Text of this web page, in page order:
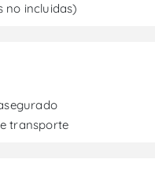
no incluidas)
transporte